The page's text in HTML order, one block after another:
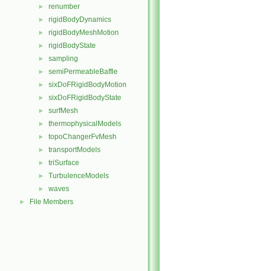
► renumber
► rigidBodyDynamics
► rigidBodyMeshMotion
► rigidBodyState
► sampling
► semiPermeableBaffle
► sixDoFRigidBodyMotion
► sixDoFRigidBodyState
► surfMesh
► thermophysicalModels
► topoChangerFvMesh
► transportModels
► triSurface
► TurbulenceModels
► waves
► File Members